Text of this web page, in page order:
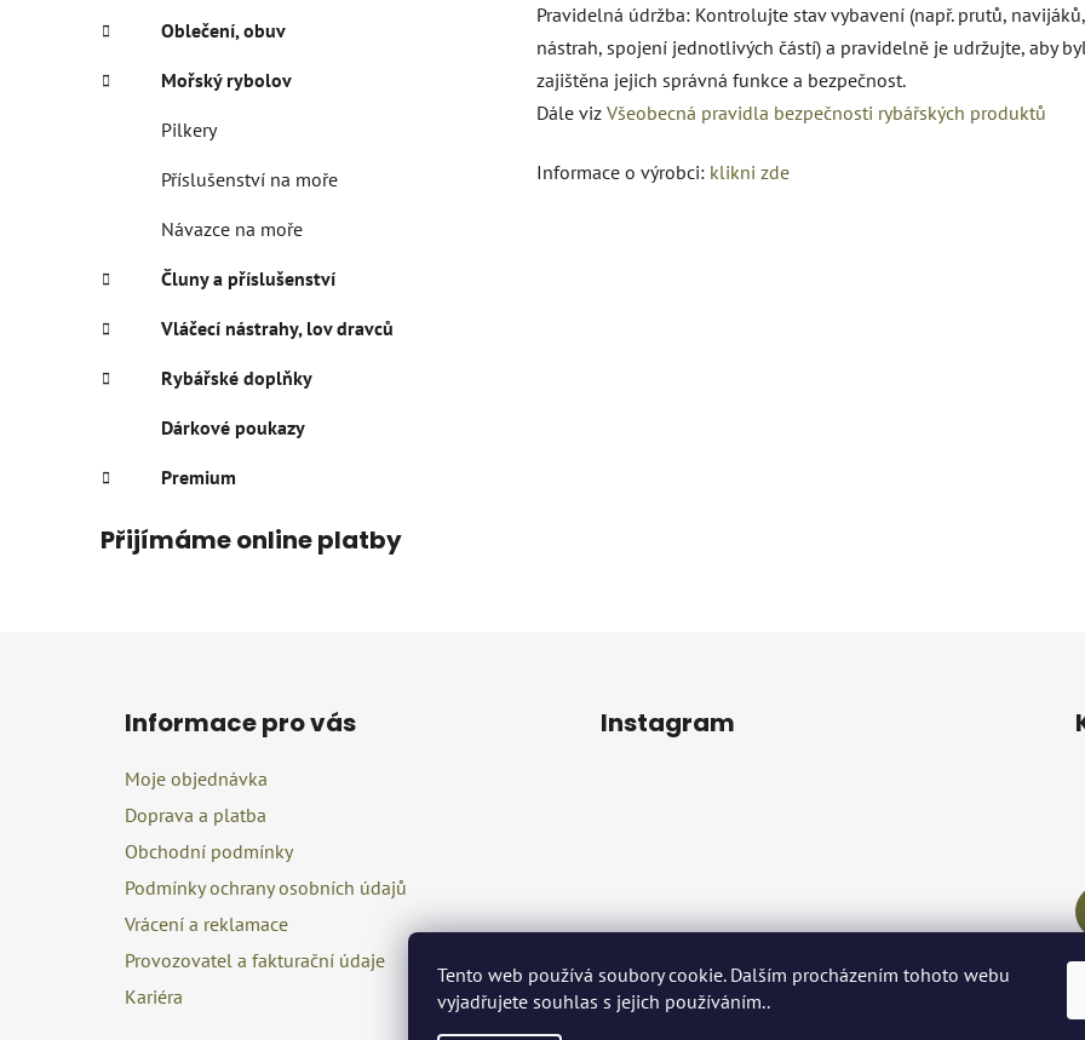
Tento web používá soubory cookie. Dalším procházením tohoto webu
vyjadřujete souhlas s jejich používáním..
Oblečení, obuv
Mořský rybolov
Pilkery
Příslušenství na moře
Návazce na moře
Čluny a příslušenství
Vláčecí nástrahy, lov dravců
Rybářské doplňky
Dárkové poukazy
Premium
Přijímáme online platby
Pravidelná údržba: Kontrolujte stav vybavení (např. prutů, navijáků,
nástrah, spojení jednotlivých částí) a pravidelně je udržujte, aby
zajištěna jejich správná funkce a bezpečnost.
Dále viz Všeobecná pravidla bezpečnosti rybářských produktů
Informace o výrobci: klikni zde
Informace pro vás
Moje objednávka
Doprava a platba
Obchodní podmínky
Podmínky ochrany osobních údajů
Vrácení a reklamace
Provozovatel a fakturační údaje
Kariéra
Instagram
Sledovat na Instagramu